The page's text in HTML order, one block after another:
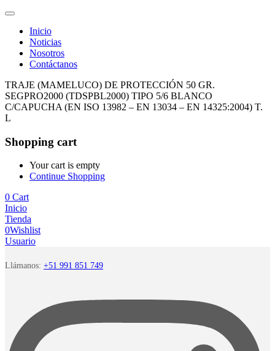
Inicio
Noticias
Nosotros
Contáctanos
TRAJE (MAMELUCO) DE PROTECCIÓN 50 GR.
SEGPRO2000 (TDSPBL2000) TIPO 5/6 BLANCO
C/CAPUCHA (EN ISO 13982 – EN 13034 – EN 14325:2004) T.
L
Shopping cart
Your cart is empty
Continue Shopping
0 Cart
Inicio
Tienda
0Wishlist
Usuario
Llámanos: +51 991 851 749